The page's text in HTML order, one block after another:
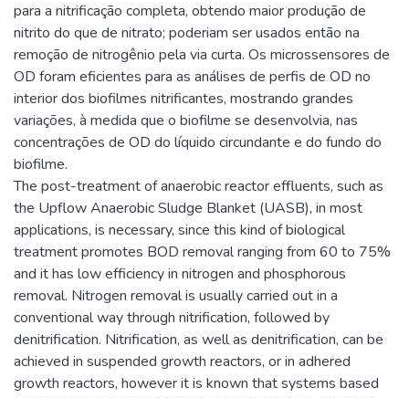
para a nitrificação completa, obtendo maior produção de
nitrito do que de nitrato; poderiam ser usados então na
remoção de nitrogênio pela via curta. Os microssensores de
OD foram eficientes para as análises de perfis de OD no
interior dos biofilmes nitrificantes, mostrando grandes
variações, à medida que o biofilme se desenvolvia, nas
concentrações de OD do líquido circundante e do fundo do
biofilme.
The post-treatment of anaerobic reactor effluents, such as
the Upflow Anaerobic Sludge Blanket (UASB), in most
applications, is necessary, since this kind of biological
treatment promotes BOD removal ranging from 60 to 75%
and it has low efficiency in nitrogen and phosphorous
removal. Nitrogen removal is usually carried out in a
conventional way through nitrification, followed by
denitrification. Nitrification, as well as denitrification, can be
achieved in suspended growth reactors, or in adhered
growth reactors, however it is known that systems based